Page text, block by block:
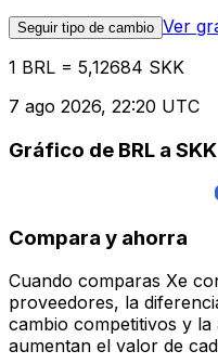
Seguir tipo de cambio Ver
1 BRL = 5,12684 SKK
7 ago 2026, 22:20 UTC
Gráfico de BRL a SKK
Compara y ahorra
Cuando comparas Xe
proveedores, la
cambio competitivos y la
aumentan el valor de